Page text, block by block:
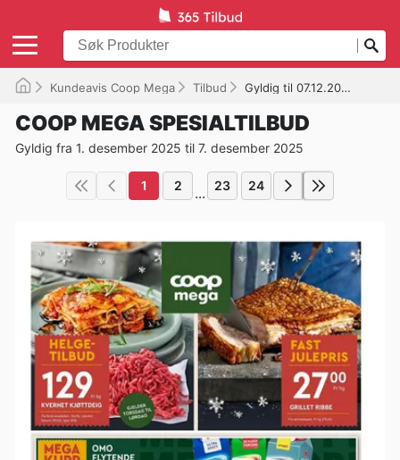
Kundeavis Coop Mega Tilbud Gyldig til 07.12.2025
COOP MEGA SPESIALTILBUD
Gyldig fra 1. desember 2025 til 7. desember 2025
1 2 ... 23 24